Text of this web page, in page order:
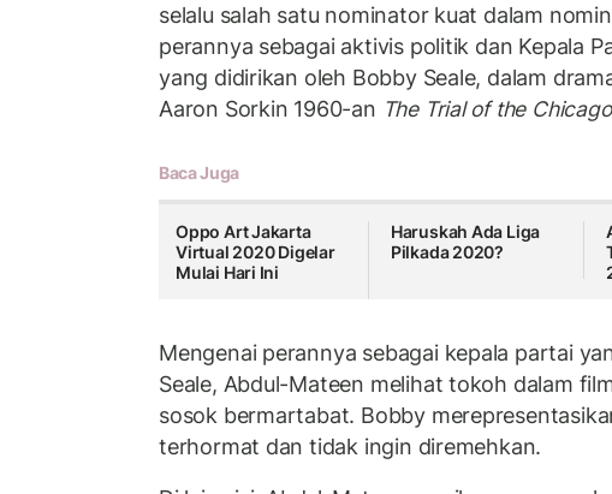
selalu salah satu nominator kuat dalam
perannya sebagai aktivis politik dan Kepala
yang didirikan oleh Bobby Seale, dalam
Aaron Sorkin 1960-an The Trial of the
Baca Juga
Oppo Art Jakarta
Virtual 2020 Digelar
Mulai Hari Ini
Haruskah Ada Liga
Pilkada 2020?
Mengenai perannya sebagai kepala partai
Seale, Abdul-Mateen melihat tokoh dalam
sosok bermartabat. Bobby
terhormat dan tidak ingin diremehkan.